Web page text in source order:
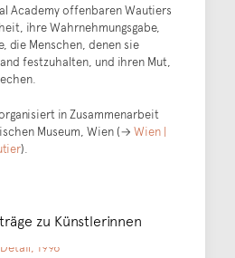
Academy offenbaren Wautiers
ihre Wahrnehmungsgabe,
die Menschen, denen sie
festzuhalten, und ihren Mut,
in Zusammenarbeit
Museum, Wien (→ Wien |
).
zu Künstlerinnen